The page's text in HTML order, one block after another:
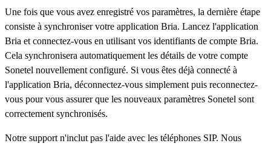
Une fois que vous avez enregistré vos paramètres, la dernière étape
consiste à synchroniser votre application Bria. Lancez l'application
Bria et connectez-vous en utilisant vos identifiants de compte Bria.
Cela synchronisera automatiquement les détails de votre compte
Sonetel nouvellement configuré. Si vous êtes déjà connecté à
l'application Bria, déconnectez-vous simplement puis reconnectez-
vous pour vous assurer que les nouveaux paramètres Sonetel sont
correctement synchronisés.
Notre support n'inclut pas l'aide avec les téléphones SIP. Nous